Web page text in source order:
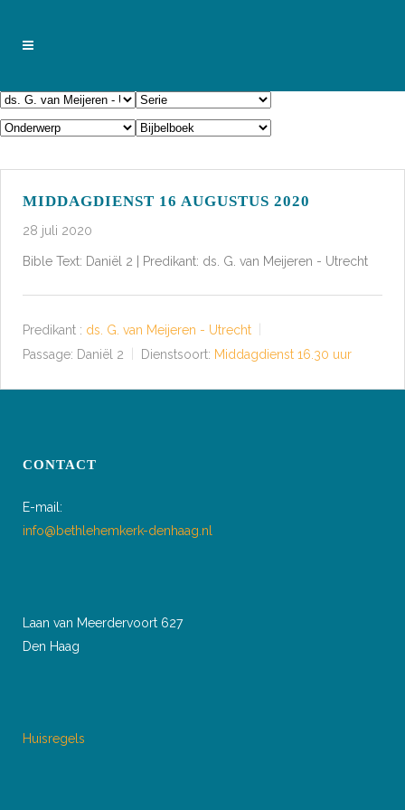
MIDDAGDIENST 16 AUGUSTUS 2020
28 juli 2020
Bible Text: Daniël 2 | Predikant: ds. G. van Meijeren - Utrecht
Predikant : ds. G. van Meijeren - Utrecht
Passage: Daniël 2 Dienstsoort: Middagdienst 16.30 uur
CONTACT
E-mail:
info@bethlehemkerk-denhaag.nl
Laan van Meerdervoort 627
Den Haag
Huisregels